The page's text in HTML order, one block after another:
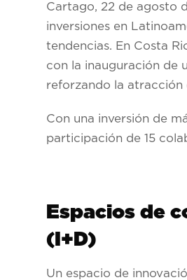
Cartago, 22 de agosto
inversiones en
tendencias. En Costa
con la inauguración de
reforzando la atracción
Con una inversión de
participación de 15
Espacios de
(I+D)
Un espacio de